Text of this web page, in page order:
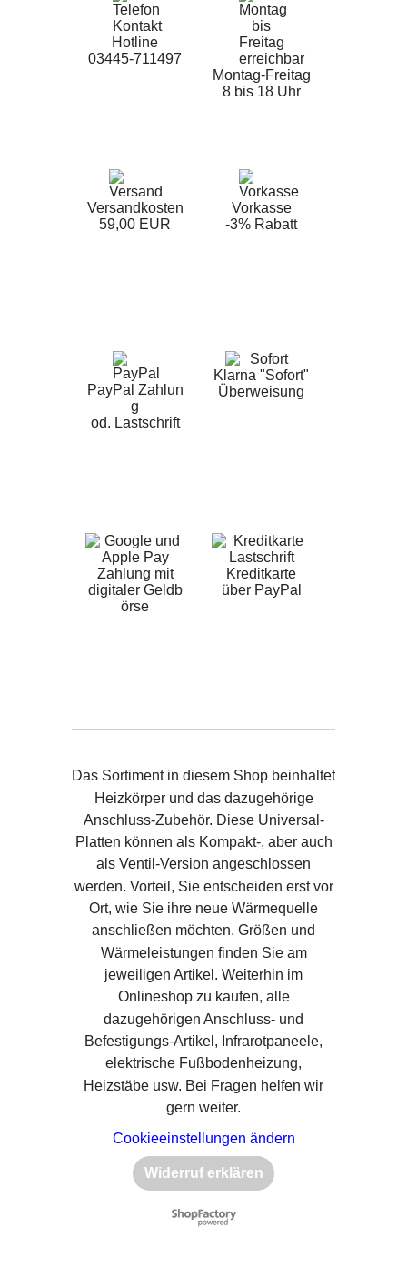
Hotline
03445-711497
Montag-Freitag
8 bis 18 Uhr
Versandkosten
59,00 EUR
Vorkasse
-3% Rabatt
PayPal Zahlun
g
od. Lastschrift
Klarna "Sofort"
Überweisung
Zahlung mit
digitaler Geldb
örse
Kreditkarte
über PayPal
Das Sortiment in diesem Shop beinhaltet
Heizkörper und das dazugehörige
Anschluss-Zubehör. Diese Universal-
Platten können als Kompakt-, aber auch
als Ventil-Version angeschlossen
werden. Vorteil, Sie entscheiden erst vor
Ort, wie Sie ihre neue Wärmequelle
anschließen möchten. Größen und
Wärmeleistungen finden Sie am
jeweiligen Artikel. Weiterhin im
Onlineshop zu kaufen, alle
dazugehörigen Anschluss- und
Befestigungs-Artikel, Infrarotpaneele,
elektrische Fußbodenheizung,
Heizstäbe usw. Bei Fragen helfen wir
gern weiter.
Cookieeinstellungen ändern
Widerruf erklären
WebShop erstellt mit
ShopFactory Shop